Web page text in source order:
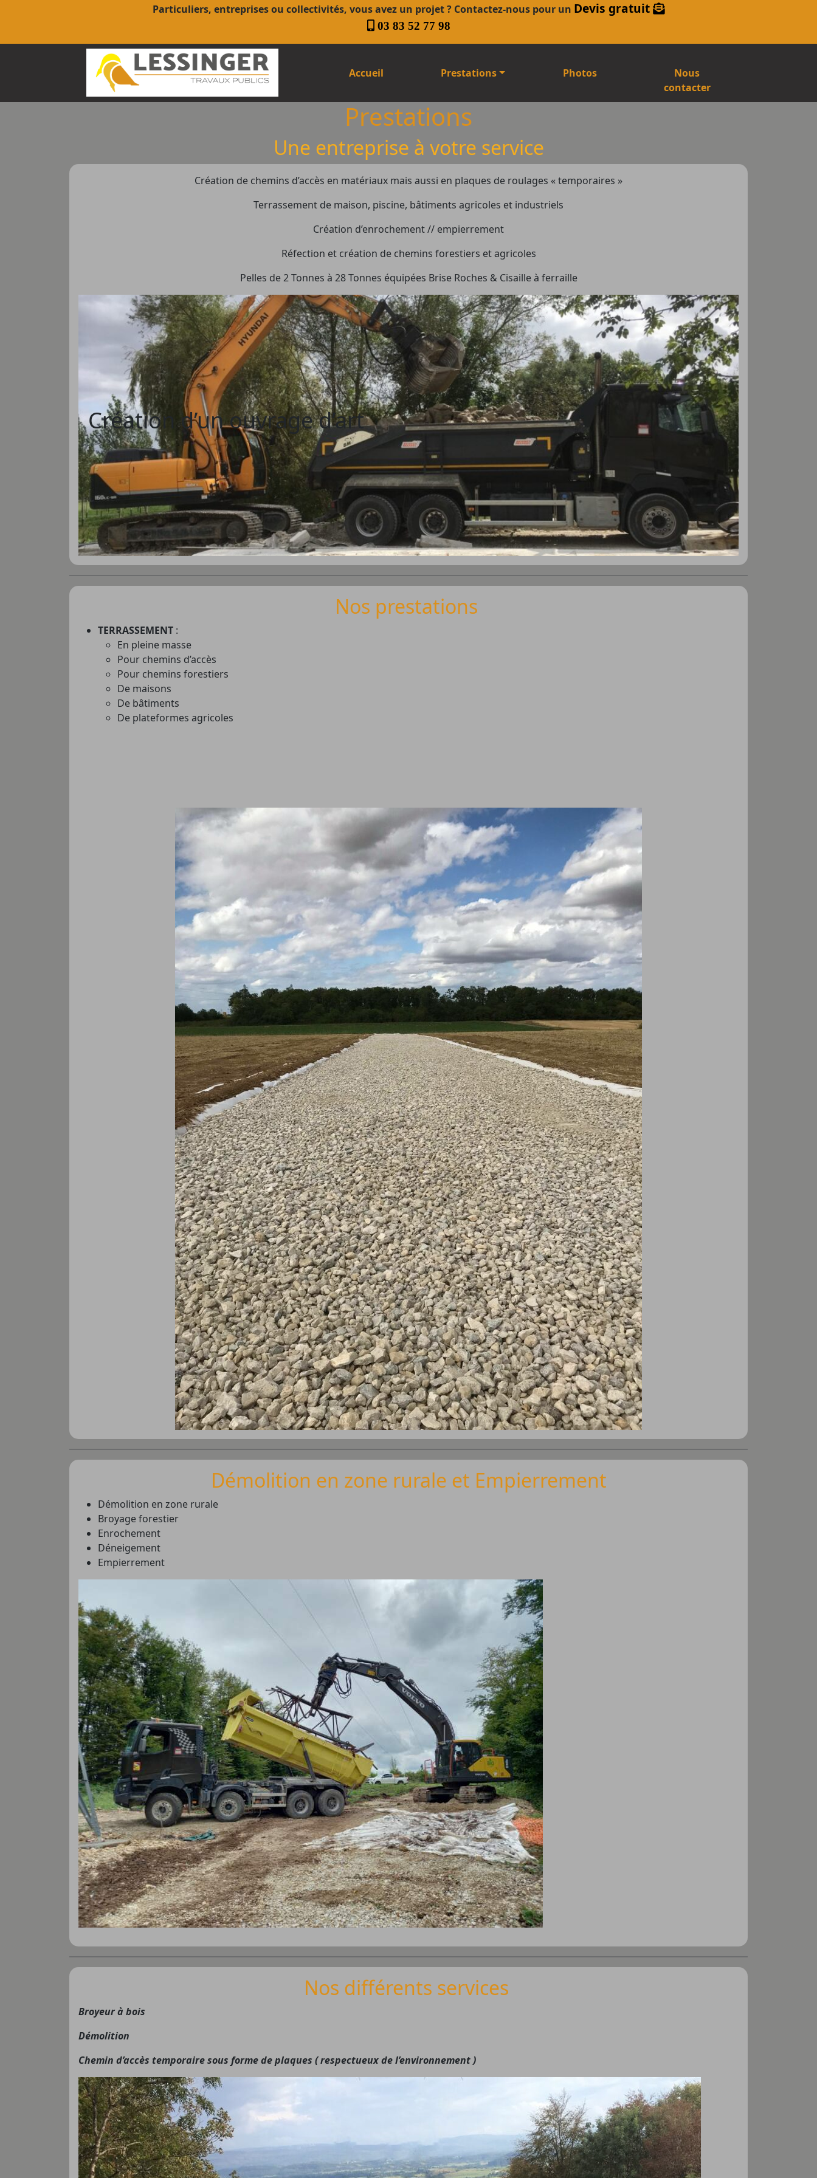
Particuliers, entreprises ou collectivités, vous avez un projet ? Contactez-nous pour un Devis gratuit
03 83 52 77 98
Accueil Prestations Photos
Nous
contacter
Prestations
Une entreprise à votre service
Création de chemins d’accès en matériaux mais aussi en plaques de roulages « temporaires »
Terrassement de maison, piscine, bâtiments agricoles et industriels
Création d’enrochement // empierrement
Réfection et création de chemins forestiers et agricoles
Pelles de 2 Tonnes à 28 Tonnes équipées Brise Roches & Cisaille à ferraille
Création d’un ouvrage d’art
Nos prestations
TERRASSEMENT :
En pleine masse
Pour chemins d’accès
Pour chemins forestiers
De maisons
De bâtiments
De plateformes agricoles
Démolition en zone rurale et Empierrement
Démolition en zone rurale
Broyage forestier
Enrochement
Déneigement
Empierrement
Nos différents services
Broyeur à bois
Démolition
Chemin d’accès temporaire sous forme de plaques ( respectueux de l’environnement )